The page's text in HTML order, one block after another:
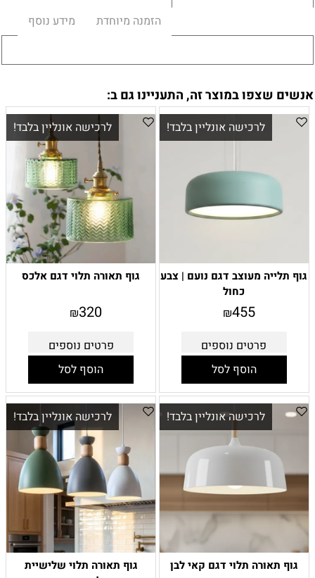
הזמנה מיוחדת
מידע נוסף
אנשים שצפו במוצר זה, התעניינו גם ב:
לרכישה אונליין בלבד!
גוף תלייה מעוצב דגם נועם | צבע
כחול
₪455
פרטים נוספים
הוסף לסל
לרכישה אונליין בלבד!
גוף תאורה תלוי דגם אלכס
₪320
פרטים נוספים
הוסף לסל
לרכישה אונליין בלבד!
גוף תאורה תלוי דגם קאי לבן
לרכישה אונליין בלבד!
גוף תאורה תלוי שלישיית